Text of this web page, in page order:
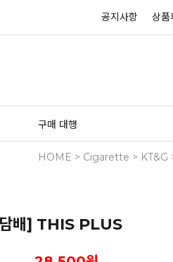
공지사항 상품
구매 대행
HOME > Cigarette > KT&G
배] THIS PLUS